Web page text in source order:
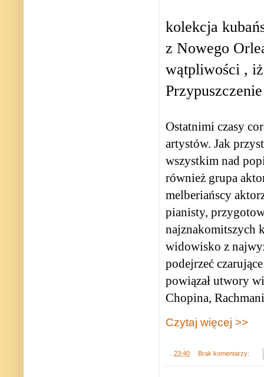
kolekcja
z Nowego
wątpliwości , iż
Ostatnimi czasy
artystów. Jak
wszystkim nad
również grupa
melberiańscy
pianisty,
najznakomitszych
widowisko z
podejrzeć
powiązał utwory
Chopina,
Czytaj więcej >>
23:40 Brak komentarzy: